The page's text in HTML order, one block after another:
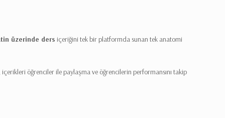
üzerinde ders içeriğini tek bir platformda sunan tek anatomi
öğrenciler ile paylaşma ve öğrencilerin performansını takip